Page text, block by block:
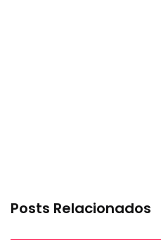
Posts Relacionados